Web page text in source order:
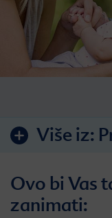
Više iz:
Ovo bi Vas
zanimati: